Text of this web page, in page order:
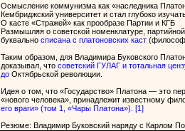
Осмысление коммунизма как «наследника
Кембриджский университет и стал глубоко
О касте «Стражей» как прообразе Партии и КГБ
Размышляя о советской номенклатуре,
буквально списана с платоновских каст
Таким образом, для Владимира Буковского
доказывал, что советский ГУЛАГ и тотальная
доОктябрьской революции.
Идея о том, что «Государство» Платона — это
«нового человека», принадлежит известному
его враги» (том 1, «Чары Платона»). [1]
Резюме: Владимир Буковский наряду с Карлом